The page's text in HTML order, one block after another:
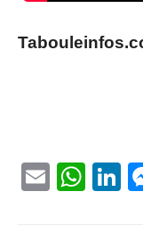
Email